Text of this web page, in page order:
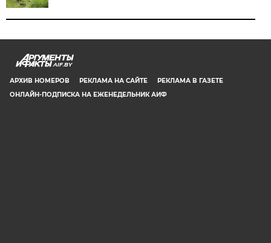
AIF.BY
АРХИВ НОМЕРОВ РЕКЛАМА НА САЙТЕ
РЕКЛАМА В ГАЗЕТЕ
ОНЛАЙН-ПОДПИСКА НА ЕЖЕНЕДЕЛЬНИК АИФ